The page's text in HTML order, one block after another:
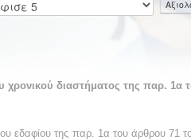
διαστήματος της παρ. 1α
εδαφίου της παρ. 1α του άρθρου